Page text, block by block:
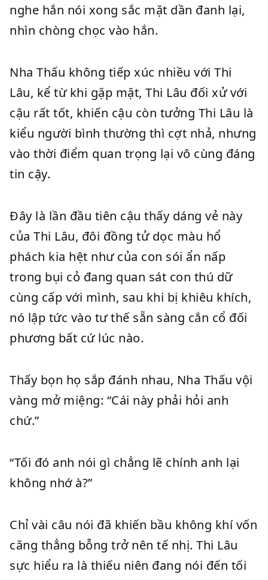
nghe hắn nói xong sắc mặt dần đanh lại,
nhìn chòng chọc vào hắn.
Nha Thấu không tiếp xúc nhiều với Thi
Lâu, kể từ khi gặp mặt, Thi Lâu đối xử với
cậu rất tốt, khiến cậu còn tưởng Thi Lâu là
kiểu người bình thường thì cợt nhả, nhưng
vào thời điểm quan trọng lại vô cùng đáng
tin cậy.
Đây là lần đầu tiên cậu thấy dáng vẻ này
của Thi Lâu, đôi đồng tử dọc màu hổ
phách kia hệt như của con sói ẩn nấp
trong bụi cỏ đang quan sát con thú dữ
cùng cấp với mình, sau khi bị khiêu khích,
nó lập tức vào tư thế sẵn sàng cắn cổ đối
phương bất cứ lúc nào.
Thấy bọn họ sắp đánh nhau, Nha Thấu vội
vàng mở miệng: “Cái này phải hỏi anh
chứ.”
“Tối đó anh nói gì chẳng lẽ chính anh lại
không nhớ à?”
Chỉ vài câu nói đã khiến bầu không khí vốn
căng thẳng bỗng trở nên tế nhị. Thi Lâu
sực hiểu ra là thiếu niên đang nói đến tối